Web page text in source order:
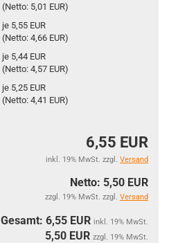
(Netto: 5,01 EUR)
je 5,55 EUR
(Netto: 4,66 EUR)
je 5,44 EUR
(Netto: 4,57 EUR)
je 5,25 EUR
(Netto: 4,41 EUR)
6,55 EUR
inkl. 19% MwSt. zzgl. Versand
Netto: 5,50 EUR
zzgl. 19% MwSt. zzgl. Versand
Gesamt: 6,55 EUR inkl. 19% MwSt.
5,50 EUR zzgl. 19% MwSt.